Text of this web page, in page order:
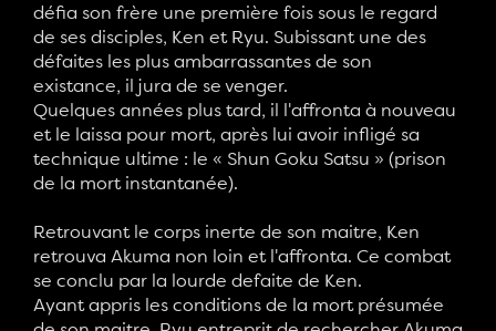
défia son frère une première fois sous le regard
de ses disciples, Ken et Ryu. Subissant une des
défaites les plus ambarrassantes de son
existance, il jura de se venger.
Quelques années plus tard, il l'affronta à nouveau
et le laissa pour mort, après lui avoir infligé sa
technique ultime : le « Shun Goku Satsu » (prison
de la mort instantanée).
Retrouvant le corps inerte de son maitre, Ken
retrouva Akuma non loin et l'affronta. Ce combat
se conclu par la lourde defaite de Ken.
Ayant appris les conditions de la mort présumée